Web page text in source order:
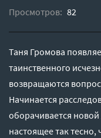
Просмотров: 82
Таня Громова
таинственного
возвращаются
Начинается
оборачивается
настоящее так тесно,